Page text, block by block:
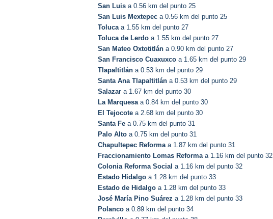
San Luis a 0.56 km del punto 25
San Luis Mextepec a 0.56 km del punto 25
Tolucaa 1.55 km del punto 27
Toluca de Lerdo a 1.55 km del punto 27
San Mateo Oxtotitlán a 0.90 km del punto 27
San Francisco Cuaxuxco a 1.65 km del punto 29
Tlapaltitlán a 0.53 km del punto 29
Santa Ana Tlapaltitlán a 0.53 km del punto 29
Salazar a 1.67 km del punto 30
La Marquesaa 0.84 km del punto 30
El Tejocote a 2.68 km del punto 30
Santa Fe a 0.75 km del punto 31
Palo Alto a 0.75 km del punto 31
Chapultepec Reformaa 1.87 km del punto 31
Fraccionamiento Lomas Reformaa 1.16 km del punto 32
Colonia Reforma Social a 1.16 km del punto 32
Estado Hidalgo a 1.28 km del punto 33
Estado de Hidalgo a 1.28 km del punto 33
José María Pino Suárez a 1.28 km del punto 33
Polanco a 0.89 km del punto 34